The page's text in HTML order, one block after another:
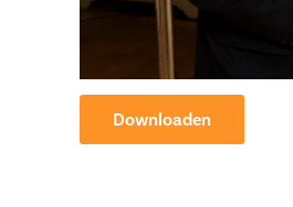
Downloaden